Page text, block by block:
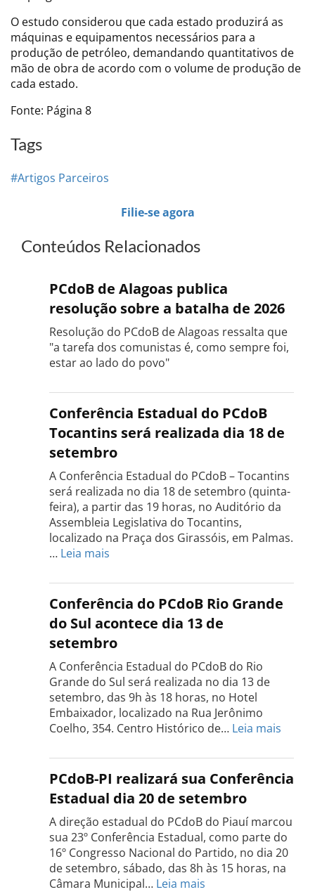
O estudo considerou que cada estado produzirá as
máquinas e equipamentos necessários para a
produção de petróleo, demandando quantitativos de
mão de obra de acordo com o volume de produção de
cada estado.
Fonte: Página 8
Tags
#Artigos Parceiros
Filie-se agora
Conteúdos Relacionados
PCdoB de Alagoas publica
resolução sobre a batalha de 2026
Resolução do PCdoB de Alagoas ressalta que
"a tarefa dos comunistas é, como sempre foi,
estar ao lado do povo"
Conferência Estadual do PCdoB
Tocantins será realizada dia 18 de
setembro
A Conferência Estadual do PCdoB – Tocantins
será realizada no dia 18 de setembro (quinta-
feira), a partir das 19 horas, no Auditório da
Assembleia Legislativa do Tocantins,
localizado na Praça dos Girassóis, em Palmas.
… Leia mais
Estadual
do
PCdoB
Tocantins
será
realizada
dia
18
de
setembro
Conferência do PCdoB Rio Grande
do Sul acontece dia 13 de
setembro
A Conferência Estadual do PCdoB do Rio
Grande do Sul será realizada no dia 13 de
setembro, das 9h às 18 horas, no Hotel
Embaixador, localizado na Rua Jerônimo
Coelho, 354. Centro Histórico de… Leia mais
do
PCdoB
Rio
do
Sul
dia
PCdoB-PI realizará sua Conferência
Estadual dia 20 de setembro
A direção estadual do PCdoB do Piauí marcou
sua 23º Conferência Estadual, como parte do
16º Congresso Nacional do Partido, no dia 20
de setembro, sábado, das 8h às 15 horas, na
Câmara Municipal… Leia mais